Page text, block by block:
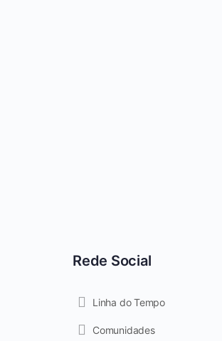
Rede Social
Linha do Tempo
Comunidades